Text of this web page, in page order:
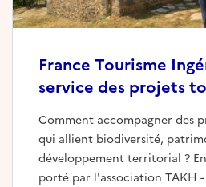
France Tourisme
service des projets
Comment accompagner des
qui allient biodiversité,
développement territorial ?
porté par l'association TAKH